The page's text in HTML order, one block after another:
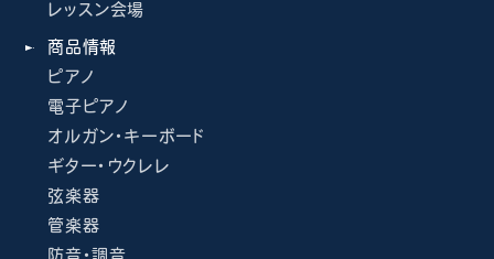
レッスン会場
商品情報
ピアノ
電子ピアノ
オルガン・キーボード
ギター・ウクレレ
弦楽器
管楽器
防音・調音